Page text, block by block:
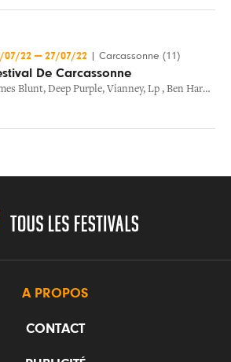
07/22 — 27/07/22 Carcassonne (11)
De Carcassonne
Blunt, Deep Purple, Vianney, Lp , Ben Harper
A PROPOS
CONTACT